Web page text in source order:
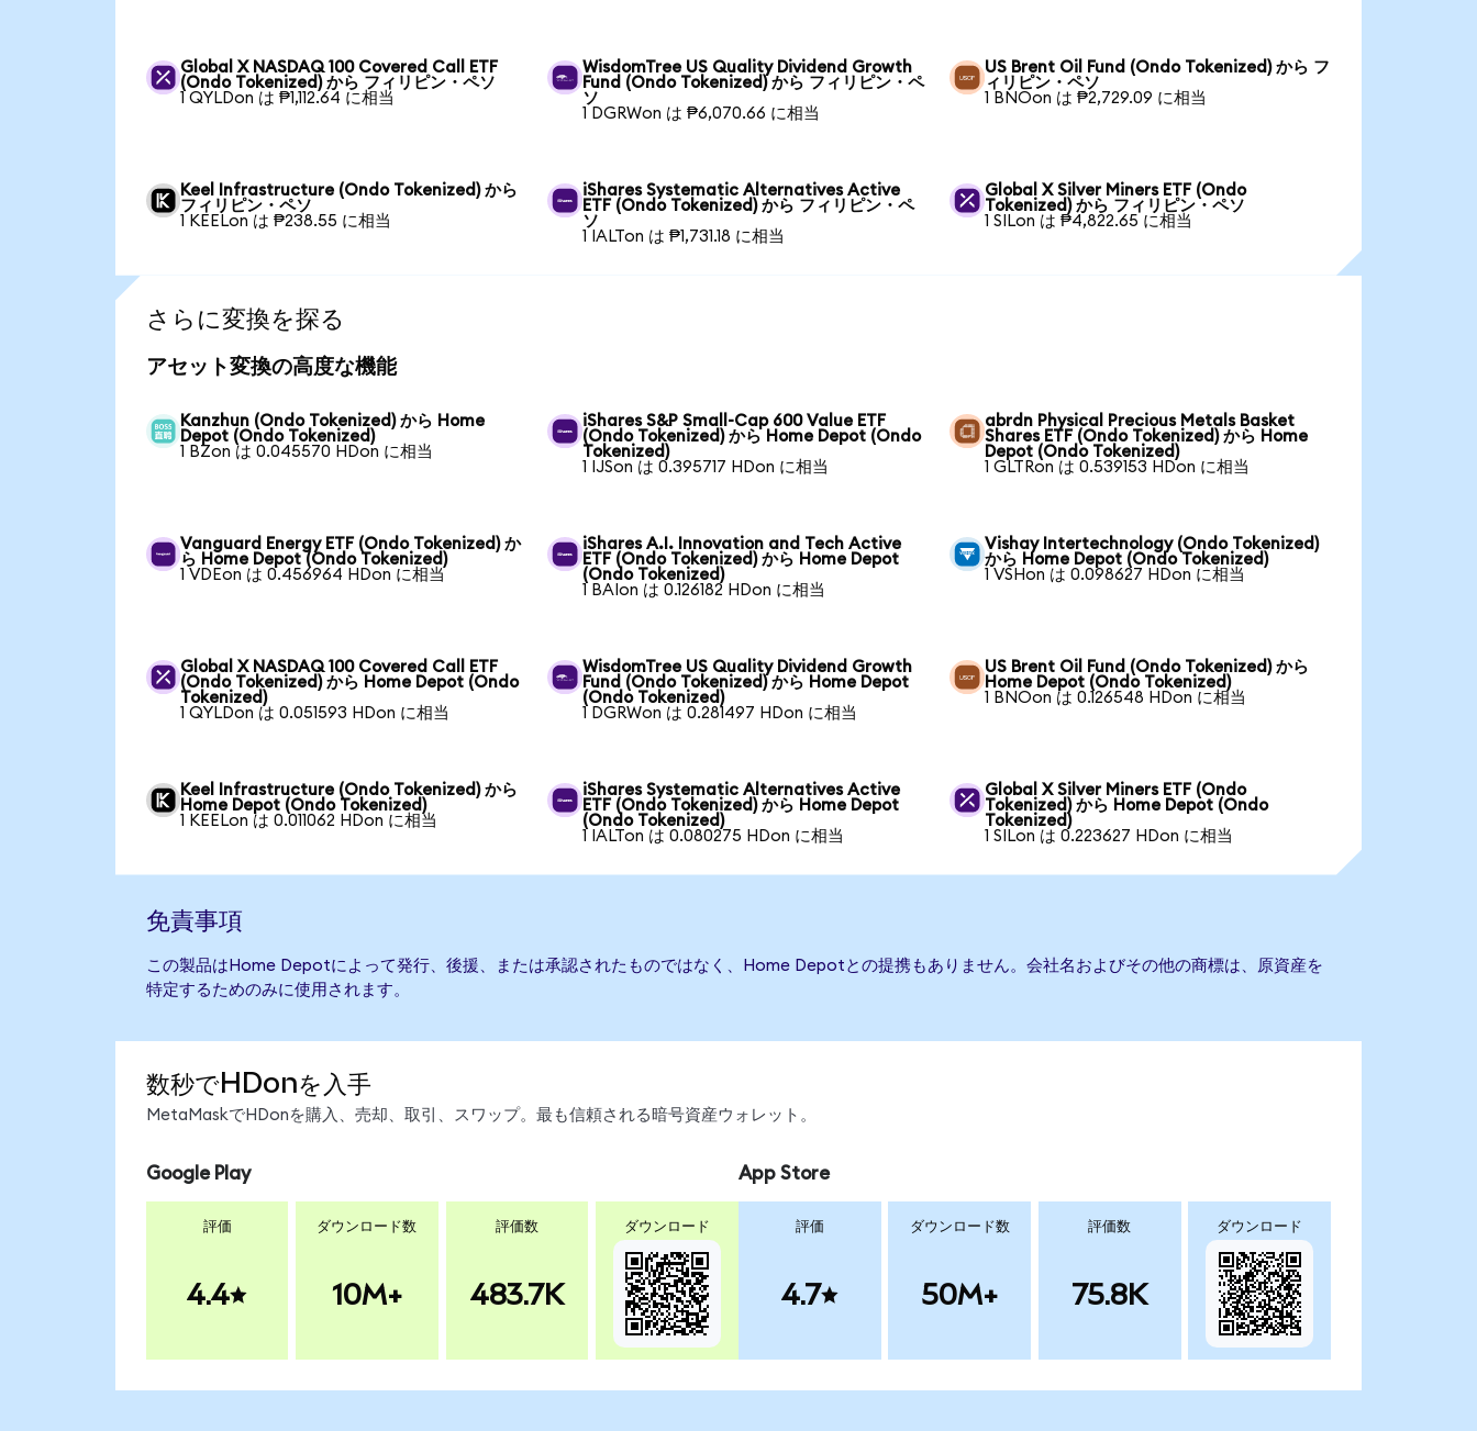
Global X NASDAQ 100 Covered Call ETF
(Ondo Tokenized) から フィリピン・ペソ
1 QYLDon は ₱1,112.64 に相当
WisdomTree US Quality Dividend Growth
Fund (Ondo Tokenized) から フィリピン・ペ
ソ
1 DGRWon は ₱6,070.66 に相当
US Brent Oil Fund (Ondo Tokenized) から フ
ィリピン・ペソ
1 BNOon は ₱2,729.09 に相当
Keel Infrastructure (Ondo Tokenized) から
フィリピン・ペソ
1 KEELon は ₱238.55 に相当
iShares Systematic Alternatives Active
ETF (Ondo Tokenized) から フィリピン・ペ
ソ
1 IALTon は ₱1,731.18 に相当
Global X Silver Miners ETF (Ondo
Tokenized) から フィリピン・ペソ
1 SILon は ₱4,822.65 に相当
さらに変換を探る
アセット変換の高度な機能
Kanzhun (Ondo Tokenized) から Home
Depot (Ondo Tokenized)
1 BZon は 0.045570 HDon に相当
iShares S&P Small-Cap 600 Value ETF
(Ondo Tokenized) から Home Depot (Ondo
Tokenized)
1 IJSon は 0.395717 HDon に相当
abrdn Physical Precious Metals Basket
Shares ETF (Ondo Tokenized) から Home
Depot (Ondo Tokenized)
1 GLTRon は 0.539153 HDon に相当
Vanguard Energy ETF (Ondo Tokenized) か
ら Home Depot (Ondo Tokenized)
1 VDEon は 0.456964 HDon に相当
iShares A.I. Innovation and Tech Active
ETF (Ondo Tokenized) から Home Depot
(Ondo Tokenized)
1 BAIon は 0.126182 HDon に相当
Vishay Intertechnology (Ondo Tokenized)
から Home Depot (Ondo Tokenized)
1 VSHon は 0.098627 HDon に相当
Global X NASDAQ 100 Covered Call ETF
(Ondo Tokenized) から Home Depot (Ondo
Tokenized)
1 QYLDon は 0.051593 HDon に相当
WisdomTree US Quality Dividend Growth
Fund (Ondo Tokenized) から Home Depot
(Ondo Tokenized)
1 DGRWon は 0.281497 HDon に相当
US Brent Oil Fund (Ondo Tokenized) から
Home Depot (Ondo Tokenized)
1 BNOon は 0.126548 HDon に相当
Keel Infrastructure (Ondo Tokenized) から
Home Depot (Ondo Tokenized)
1 KEELon は 0.011062 HDon に相当
iShares Systematic Alternatives Active
ETF (Ondo Tokenized) から Home Depot
(Ondo Tokenized)
1 IALTon は 0.080275 HDon に相当
Global X Silver Miners ETF (Ondo
Tokenized) から Home Depot (Ondo
Tokenized)
1 SILon は 0.223627 HDon に相当
免責事項
この製品はHome Depotによって発行、後援、または承認されたものではなく、Home Depotとの提携もありません。会社名およびその他の商標は、原資産を
特定するためのみに使用されます。
数秒でHDonを入手
MetaMaskでHDonを購入、売却、取引、スワップ。最も信頼される暗号資産ウォレット。
Google Play
評価
4.4
ダウンロード数
10M+
評価数
483.7K
ダウンロード
App Store
評価
4.7
ダウンロード数
50M+
評価数
75.8K
ダウンロード